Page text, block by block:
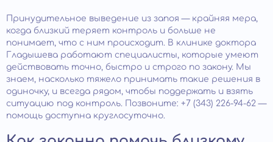
Принудительное выведение из запоя — крайняя мера,
когда близкий теряет контроль и больше не
понимает, что с ним происходит. В клинике доктора
Гладышева работают специалисты, которые умеют
действовать точно, быстро и строго по закону. Мы
знаем, насколько тяжело принимать такие решения в
одиночку, и всегда рядом, чтобы поддержать и взять
ситуацию под контроль. Позвоните: +7 (343) 226-94-62 —
помощь доступна круглосуточно.